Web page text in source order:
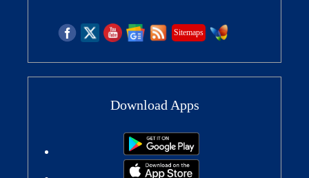
Sitemaps
Download Apps